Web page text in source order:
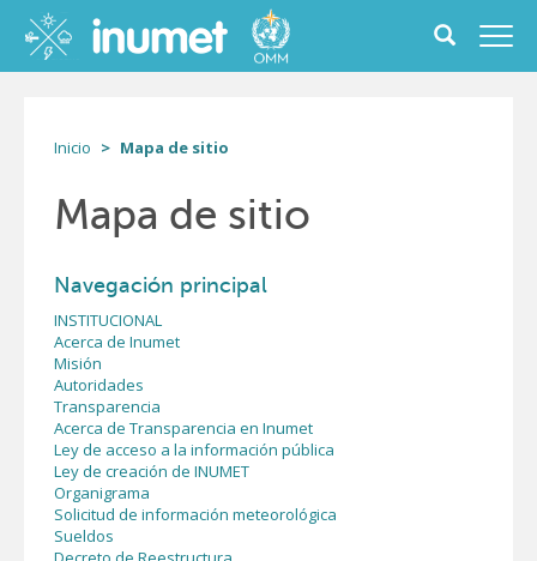
contenido
principal
Toggle
search
form
Inicio Mapa de sitio
Mapa de sitio
Navegación principal
INSTITUCIONAL
Acerca de Inumet
Misión
Autoridades
Transparencia
Acerca de Transparencia en Inumet
Ley de acceso a la información pública
Ley de creación de INUMET
Organigrama
Solicitud de información meteorológica
Sueldos